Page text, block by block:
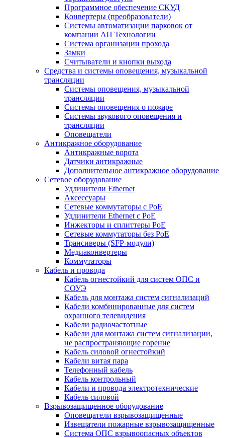
Программное обеспечение СКУД
Конвертеры (преобразователи)
Системы автоматизации парковок от
компании АП Технологии
Система организации прохода
Замки
Считыватели и кнопки выхода
Средства и системы оповещения, музыкальной
трансляции
Системы оповещения, музыкальной
трансляции
Системы оповещения о пожаре
Системы звукового оповещения и
трансляции
Оповещатели
Антикражное оборудование
Антикражные ворота
Датчики антикражные
Дополнительное антикражное оборудование
Сетевое оборудование
Удлинители Ethernet
Аксессуары
Сетевые коммутаторы с РоЕ
Удлинители Ethernet с PoE
Инжекторы и сплиттеры РоЕ
Сетевые коммутаторы без РоЕ
Трансиверы (SFP-модули)
Медиаконвертеры
Коммутаторы
Кабель и провода
Кабель огнестойкий для систем ОПС и
СОУЭ
Кабель для монтажа систем сигнализаций
Кабели комбинированные для систем
охранного телевидения
Кабели радиочастотные
Кабели для монтажа систем сигнализации,
не распространяющие горение
Кабель силовой огнестойкий
Кабели витая пара
Телефонный кабель
Кабель контрольный
Кабели и провода электротехнические
Кабель силовой
Взрывозащищенное оборудование
Оповещатели взрывозащищенные
Извещатели пожарные взрывозащищенные
Система ОПС взрывоопасных объектов